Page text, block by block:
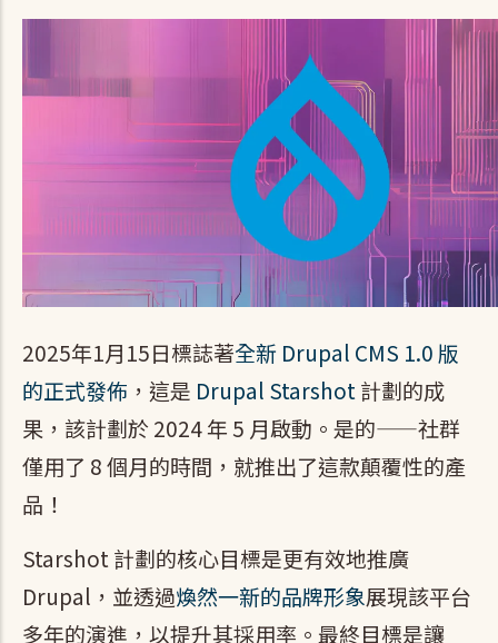
2025年1月15日標誌著全新 Drupal CMS 1.0 版
的正式發佈 ，這是 Drupal Starshot 計劃的成
果，該計劃於 2024 年 5 月啟動。是的——社群
僅用了 8 個月的時間，就推出了這款顛覆性的產
品！
Starshot 計劃的核心目標是更有效地推廣
Drupal，並透過煥然一新的品牌形象展現該平台
多年的演進，以提升其採用率。最終目標是讓